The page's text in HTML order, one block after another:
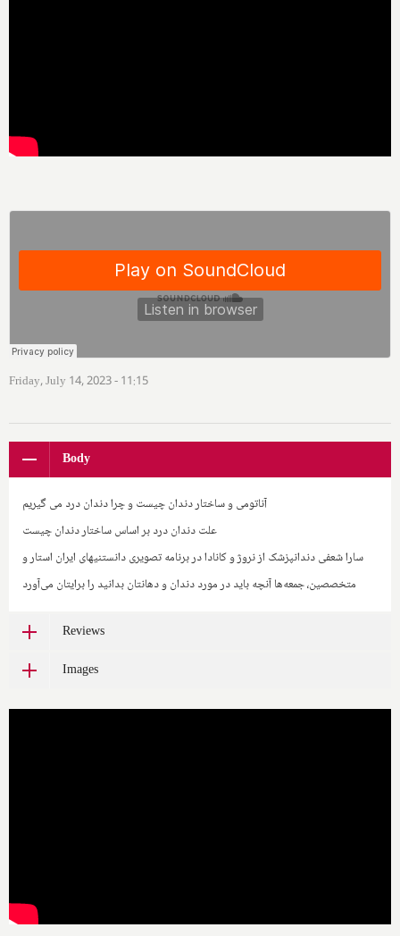
Friday, July 14, 2023 - 11:15
Body
آناتومی و ساختار دندان چیست و چرا دندان درد می گیریم
علت دندان درد بر اساس ساختار دندان چیست
سارا شعفی دندانپزشک از نروژ و کانادا در برنامه تصویری دانستنیهای ایران استار و
متخصصین، جمعه‌ها آنچه باید در مورد دندان و دهانتان بدانید را برایتان می‌آورد
Reviews
Images